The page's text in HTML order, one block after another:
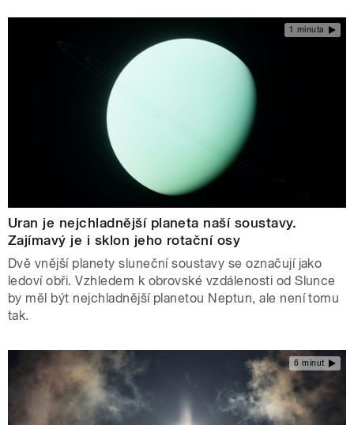
1 minuta
Uran je nejchladnější planeta naší soustavy.
Zajímavý je i sklon jeho rotační osy
Dvě vnější planety sluneční soustavy se označují jako
ledoví obři. Vzhledem k obrovské vzdálenosti od Slunce
by měl být nejchladnější planetou Neptun, ale není tomu
tak.
6 minut